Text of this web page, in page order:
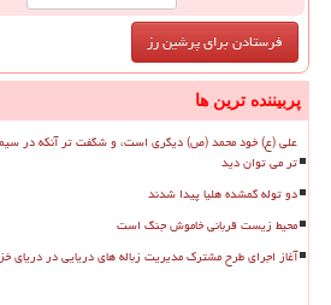
پربیننده ترین ها
علی (ع) خود محمد (ص) دیگری است، و شگفت تر آنکه در
تر می توان دید
دو توله گمشده هلیا پیدا شدند
محیط زیست قربانی خاموش جنگ است
آغاز اجرای طرح مشترک مدیریت زباله های دریایی در دریای